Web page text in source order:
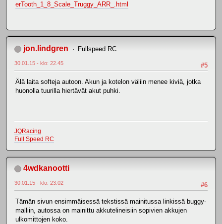
erTooth_1_8_Scale_Truggy_ARR_.html
jon.lindgren Fullspeed RC
#5
30.01.15 - klo: 22.45
Älä laita softeja autoon. Akun ja kotelon väliin menee kiviä, jotka
huonolla tuurilla hiertävät akut puhki.
JQRacing
Full Speed RC
4wdkanootti
#6
30.01.15 - klo: 23.02
Tämän sivun ensimmäisessä tekstissä mainitussa linkissä buggy-
malliin, autossa on mainittu akkutelineisiin sopivien akkujen
ulkomittojen koko.